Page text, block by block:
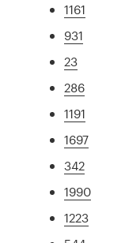
1161
931
23
286
1191
1697
342
1990
1223